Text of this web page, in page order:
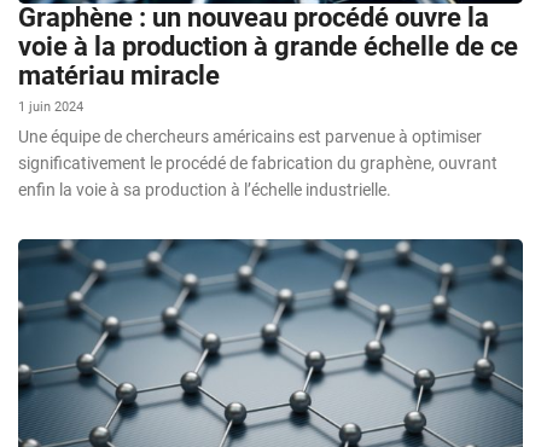
Graphène : un nouveau procédé ouvre la
voie à la production à grande échelle de ce
matériau miracle
1 juin 2024
Une équipe de chercheurs américains est parvenue à optimiser
significativement le procédé de fabrication du graphène, ouvrant
enfin la voie à sa production à l’échelle industrielle.